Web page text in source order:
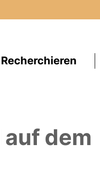
Recherchieren
auf dem